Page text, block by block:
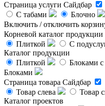
Страница услуги Сайдбар
С табами
Блочно
Включить / отключить
Корневой каталог продукции
Плиткой
С
Каталог продукции
Плиткой
Блоками с
Блоками
Страница товара Сайдбар
Товар слева
Товар
Каталог проектов